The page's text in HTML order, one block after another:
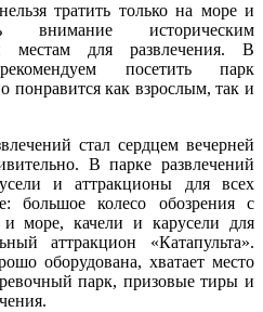
тратить только на море и
историческим
и местам для развлечения. В
посетить парк
понравится как взрослым, так и
стал сердцем вечерней
В парке развлечений
и аттракционы для всех
большое колесо обозрения с
море, качели и карусели для
аттракцион «Катапульта».
оборудована, хватает место
парк, призовые тиры и